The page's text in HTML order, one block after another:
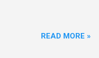
READ MORE »